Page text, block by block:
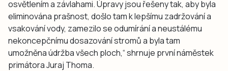
osvětlením a závlahami. Úpravy jsou řešeny tak, aby byla
eliminována prašnost, došlo tam k lepšímu zadržování a
vsakování vody, zamezilo se odumírání a neustálému
nekoncepčnímu dosazování stromů a byla tam
umožněna údržba všech ploch,“ shrnuje první náměstek
primátora Juraj Thoma.